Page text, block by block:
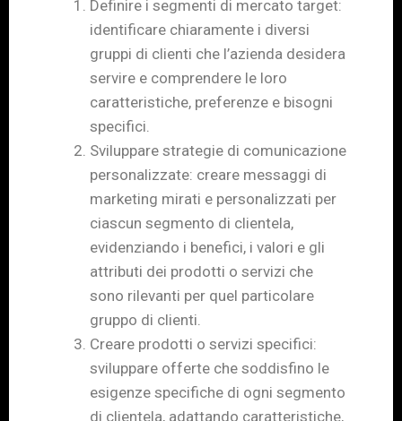
Definire i segmenti di mercato target:
identificare chiaramente i diversi
gruppi di clienti che l’azienda desidera
servire e comprendere le loro
caratteristiche, preferenze e bisogni
specifici.
Sviluppare strategie di comunicazione
personalizzate: creare messaggi di
marketing mirati e personalizzati per
ciascun segmento di clientela,
evidenziando i benefici, i valori e gli
attributi dei prodotti o servizi che
sono rilevanti per quel particolare
gruppo di clienti.
Creare prodotti o servizi specifici:
sviluppare offerte che soddisfino le
esigenze specifiche di ogni segmento
di clientela, adattando caratteristiche,